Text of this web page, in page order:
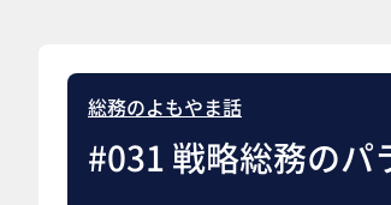
総務のよもやま話
#031 戦略総務のパ